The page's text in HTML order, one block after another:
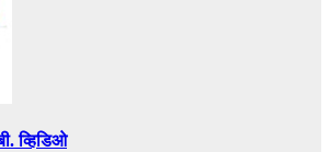
व्हिडिओ